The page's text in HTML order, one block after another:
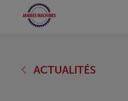
ACTUALITÉS